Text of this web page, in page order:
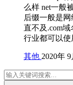
么样 net一般
后缀一般是
直不及.com
行业都可以
其他 2020年 9